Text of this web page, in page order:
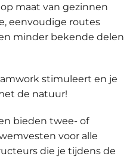
maat van gezinnen
eenvoudige routes
minder bekende delen
stimuleert en je
de natuur!
bieden twee- of
voor alle
die je tijdens de